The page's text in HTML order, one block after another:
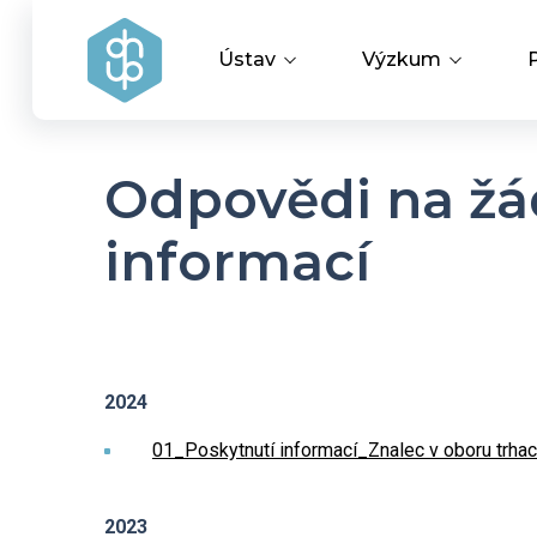
Ústav
HR Award
Výzkum
Odpovědi na
informací
2024
01_Poskytnutí informací_Znalec v oboru
2023